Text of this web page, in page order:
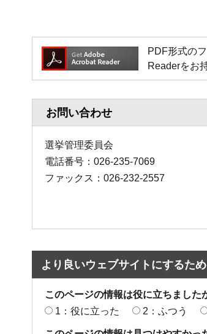
PDF形式の
Readerをお
お問い合わせ
選挙管理委員会
電話番号：026-235-7069
ファックス：026-232-2557
より良いウェブサイトにするた
このページの情報は役に立ちました
1：役に立った
2：ふつう